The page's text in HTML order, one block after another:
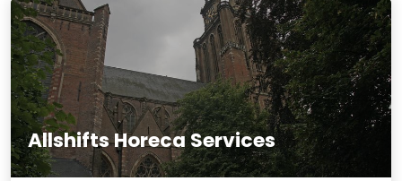
Allshifts Horeca Services